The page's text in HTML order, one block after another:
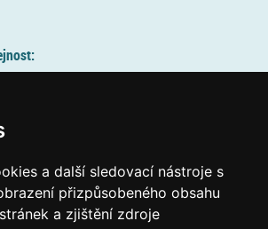
a další sledovací nástroje s
přizpůsobeného obsahu
a zjištění zdroje